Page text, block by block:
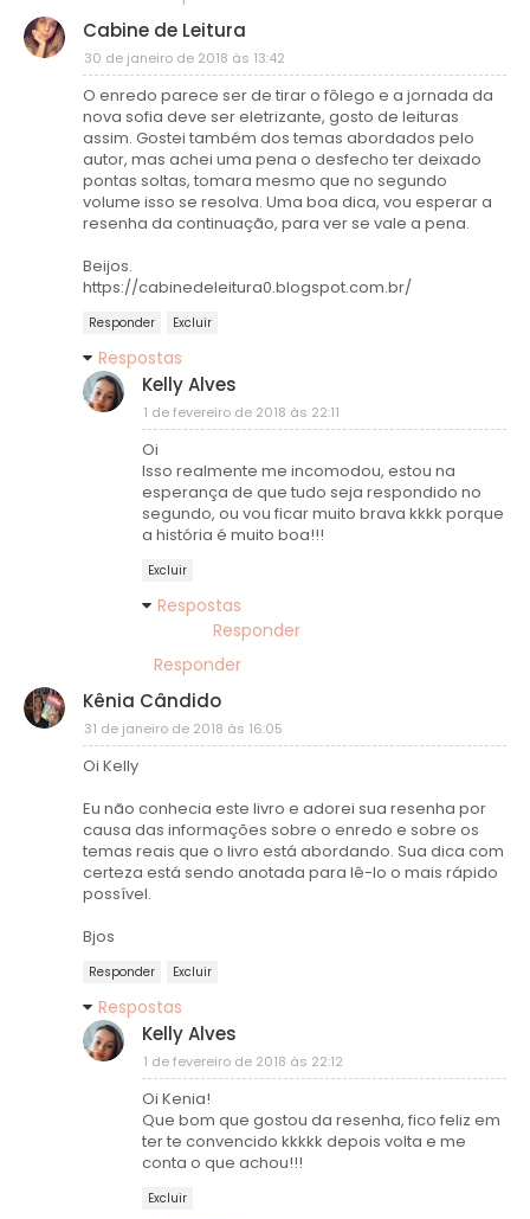
Cabine de Leitura
30 de janeiro de 2018 às 13:42
O enredo parece ser de tirar o fôlego e a jornada da
nova sofia deve ser eletrizante, gosto de leituras
assim. Gostei também dos temas abordados pelo
autor, mas achei uma pena o desfecho ter deixado
pontas soltas, tomara mesmo que no segundo
volume isso se resolva. Uma boa dica, vou esperar a
resenha da continuação, para ver se vale a pena.
Beijos.
https://cabinedeleitura0.blogspot.com.br/
Responder Excluir
Respostas
Kelly Alves
1 de fevereiro de 2018 às 22:11
Oi
Isso realmente me incomodou, estou na
esperança de que tudo seja respondido no
segundo, ou vou ficar muito brava kkkk porque
a história é muito boa!!!
Excluir
Respostas
Responder
Responder
Kênia Cândido
31 de janeiro de 2018 às 16:05
Oi Kelly
Eu não conhecia este livro e adorei sua resenha por
causa das informações sobre o enredo e sobre os
temas reais que o livro está abordando. Sua dica com
certeza está sendo anotada para lê-lo o mais rápido
possível.
Bjos
Responder Excluir
Respostas
Kelly Alves
1 de fevereiro de 2018 às 22:12
Oi Kenia!
Que bom que gostou da resenha, fico feliz em
ter te convencido kkkkk depois volta e me
conta o que achou!!!
Excluir